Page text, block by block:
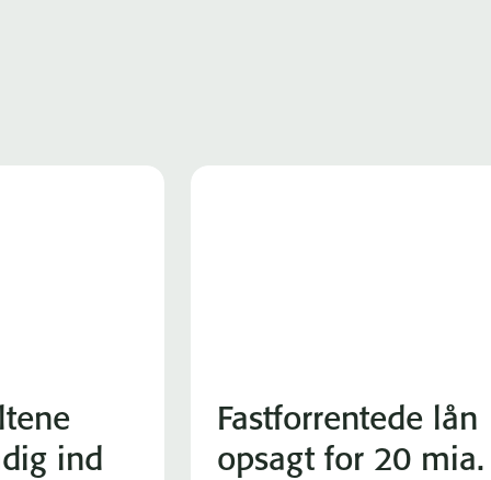
ind
Fastforrentede lån
opsagt for 20 mia.